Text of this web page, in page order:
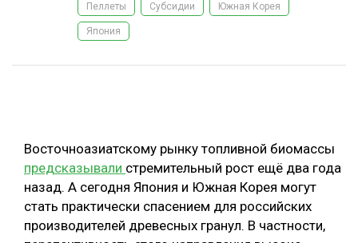
ЛЕСОЗАГОТОВКА
ОБРАБОТКА ДРЕВЕСИНЫ
ПРОИЗВОДСТВО ДРЕВЕСНЫХ ПЛИТ
ПОДБОРКИ СТАТЕЙ
Пеллеты Субсидии Южная Корея
Япония
Восточноазиатскому рынку топливной биомассы
предсказывали стремительный рост ещё два года
назад. А сегодня Япония и Южная Корея могут
стать практически спасением для российских
производителей древесных гранул. В частности,